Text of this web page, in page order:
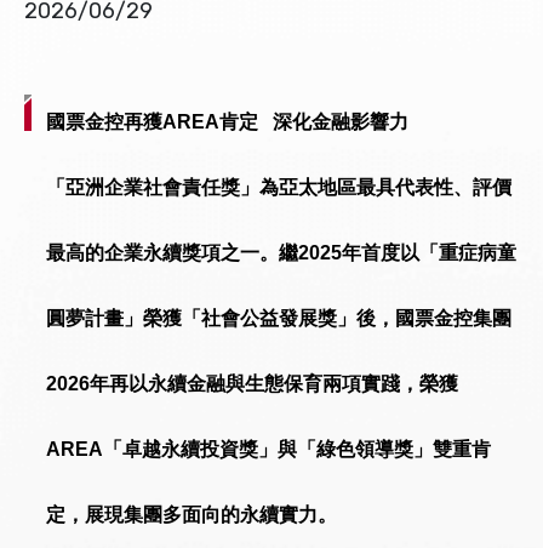
才招募
2026/06/29
國票金控再獲AREA肯定 深化金融影響力
「亞洲企業社會責任獎」為亞太地區最具代表性、評價
最高的企業永續獎項之一。繼2025年首度以「重症病童
圓夢計畫」榮獲「社會公益發展獎」後，國票金控集團
2026年再以永續金融與生態保育兩項實踐，榮獲
AREA「卓越永續投資獎」與「綠色領導獎」雙重肯
定，展現集團多面向的永續實力。